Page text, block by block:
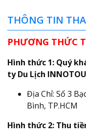
THÔNG TIN
PHƯƠNG THỨC
Hình thức 1: Quý
ty Du Lịch
Địa Chỉ: Số 3
Bình, TP.HCM
Hình thức 2: Thu